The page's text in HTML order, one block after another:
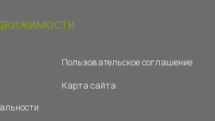
Пользовательское соглашение
Карта сайта